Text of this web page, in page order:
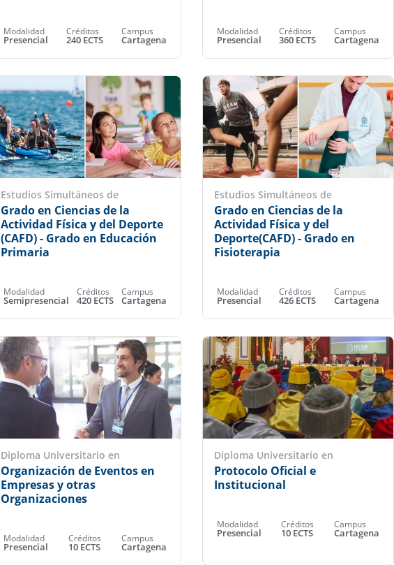
Modalidad
Presencial
Créditos
240 ECTS
Campus
Cartagena
Modalidad
Presencial
Créditos
360 ECTS
Campus
Cartagena
Estudios Simultáneos de
Grado en Ciencias de la
Actividad Física y del Deporte
(CAFD) - Grado en Educación
Primaria
Modalidad
Semipresencial
Créditos
420 ECTS
Campus
Cartagena
Estudios Simultáneos de
Grado en Ciencias de la
Actividad Física y del
Deporte(CAFD) - Grado en
Fisioterapia
Modalidad
Presencial
Créditos
426 ECTS
Campus
Cartagena
Diploma Universitario en
Organización de Eventos en
Empresas y otras
Organizaciones
Modalidad
Presencial
Créditos
10 ECTS
Campus
Cartagena
Diploma Universitario en
Protocolo Oficial e
Institucional
Modalidad
Presencial
Créditos
10 ECTS
Campus
Cartagena